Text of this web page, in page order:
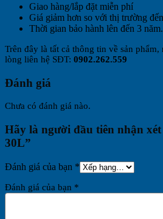
Giao hàng/lắp đặt miễn phí
Giá giảm hơn so với thị trường
Thời gian bảo hành lên đến 3 năm.
Trên đây là tất cả thông tin về sản
lòng liên hệ SĐT: 0902.262.559
Đánh giá
Chưa có đánh giá nào.
Hãy là người đầu tiên nhận
30L”
Đánh giá của bạn *
Đánh giá của bạn *